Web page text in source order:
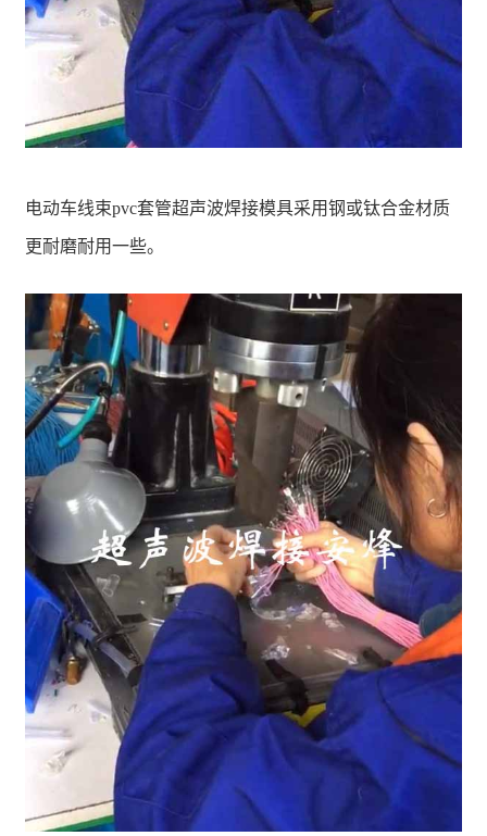
电动车线束pvc套管超声波焊接模具采用钢或钛合金材质
更耐磨耐用一些。